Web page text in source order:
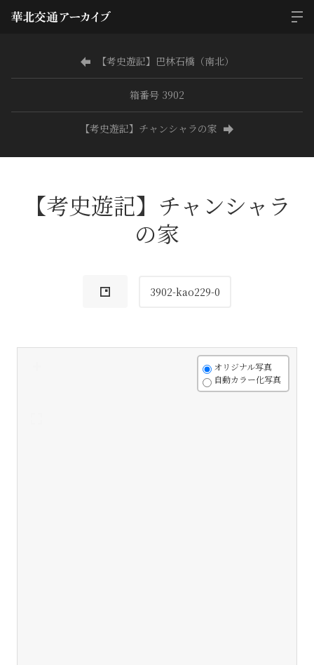
【考史遊記】巴林石橋（南北）
箱番号 3902
【考史遊記】チャンシャラの家
【考史遊記】チャンシャラ
の家
3902-kao229-0
オリジナル写真
自動カラー化写真